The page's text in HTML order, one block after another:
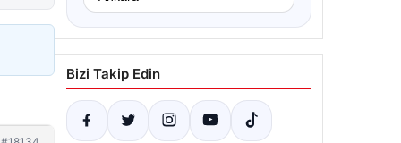
Bizi Takip Edin